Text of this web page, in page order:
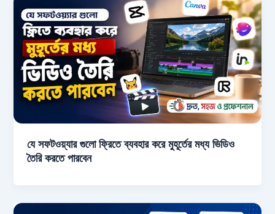
যে সফটওয়্যার গুলো ফ্রিতে ব্যবহার করে মুহূর্তের মধ্য ভিডিও
তৈরি করতে পারবেন